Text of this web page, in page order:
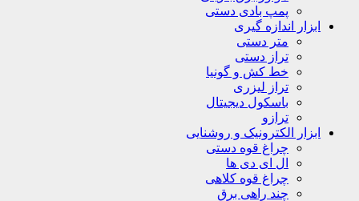
پمپ بادی دستی
ابزار اندازه گیری
متر دستی
تراز دستی
خط کش و گونیا
تراز لیزری
باسکول دیجیتال
ترازو
ابزار الکترونیک و روشنایی
چراغ قوه دستی
ال ای دی ها
چراغ قوه کلاهی
چند راهی برق